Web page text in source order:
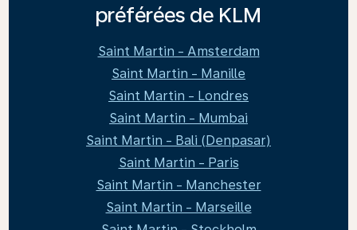
préférées de KLM
Saint Martin - Amsterdam
Saint Martin - Manille
Saint Martin - Londres
Saint Martin - Mumbai
Saint Martin - Bali (Denpasar)
Saint Martin - Paris
Saint Martin - Manchester
Saint Martin - Marseille